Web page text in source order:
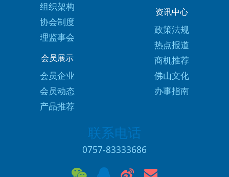
组织架构
协会制度
理监事会
资讯中心
政策法规
热点报道
商机推荐
佛山文化
办事指南
会员展示
会员企业
会员动态
产品推荐
联系电话
0757-83333686